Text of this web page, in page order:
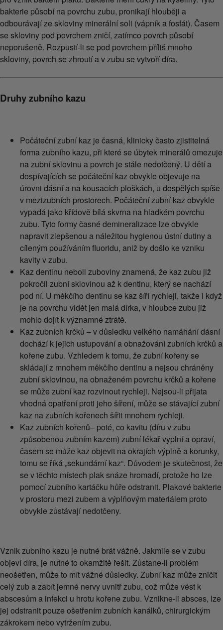
bakterie působí na povrchu zubu, pronikají hlouběji a
odbourávají ze skloviny minerální soli (vápník a fosfát). Časem
se skloviny pod povrchem zničí, zatímco povrch působí
neporušeně. Rozpustí-li se pod povrchem příliš mnoho
skloviny, povrch se zhroutí a v zubu se vytvoří díra.
Druhy zubního kazu
Počáteční zubní kaz je časná, klinicky často zjistitelná
forma zubního kazu, při které se úbytek minerálů omezuje
na zubní sklovinu a povrch je stále nedotčený. U dětí a
dospívajících se počáteční kaz obvykle objevuje na
úrovni dásní a na kousacích ploškách, u dospělých spíše
v mezizubních prostorech. Počáteční zubní kaz obvykle
vypadá jako křídově bílá skvrna na hladkém povrchu
zubu. Tyto formy časné demineralizace lze obvykle
napravit zlepšenou a náležitou hygienou ústní dutiny a
cíleným používáním fluoridu, aniž by došlo ke vzniku
kavity v zubu.
Kaz dentinu neboli zuboviny znamená, že kaz zubu již
pokročil zubní sklovinou až k dentinu, který se nachází
pod ní. U měkčího dentinu se kaz šíří rychleji, takže i když
je na povrchu vidět jen malá dírka, v hloubce zubu již
mohlo dojít k významné ztrátě.
Kaz zubních krčků – v důsledku velkého namáhání dásní
dochází k jejich ustupování a obnažování zubních krčků a
kořene zubu. Vzhledem k tomu, že zubní kořeny se
skládají z mnohem měkčího dentinu a nejsou chráněny
zubní sklovinou, na obnaženém povrchu krčků a kořene
se může zubní kaz rozvinout rychleji. Nejsou-li přijata
vhodná opatření proti jeho šíření, může se stávající zubní
kaz na zubních kořenech šířit mnohem rychleji.
Kaz zubních kořenů– poté, co kavitu (díru v zubu
způsobenou zubním kazem) zubní lékař vyplní a opraví,
časem se může kaz objevit na okrajích výplně a korunky,
tomu se říká „sekundární kaz“. Důvodem je skutečnost, že
se v těchto místech plak snáze hromadí, protože ho lze
pomocí zubního kartáčku hůře odstranit. Plakové bakterie
v prostoru mezi zubem a výplňovým materiálem proto
obvykle zůstávají nedotčeny.
Vznik zubního kazu je nutné brát vážně. Jakmile se v zubu
objeví díra, je nutné to okamžitě řešit. Zůstane-li problém
neošetřen, může to mít vážné důsledky. Zubní kaz může zničit
celý zub a zabít jemné nervy uvnitř zubu, což může vést k
abscesům a infekci u hrotu kořene zubu. Vznikne-li absces, lze
jej odstranit pouze ošetřením zubních kanálků, chirurgickým
zákrokem nebo vytržením zubu.